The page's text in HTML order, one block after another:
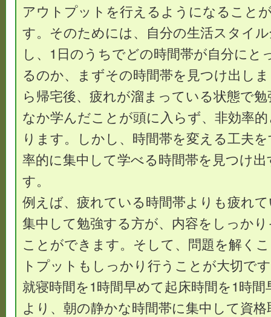
アウトプットを行えるようになること
す。そのためには、自分の生活スタイ
し、1日のうちでどの時間帯が自分にと
るのか、まずその時間帯を見つけ出し
ら帰宅後、疲れが溜まっている状態で
なか学んだことが頭に入らず、非効率
ります。しかし、時間帯を変える工夫
率的に集中して学べる時間帯を見つけ
す。
例えば、疲れている時間帯よりも疲れ
集中して勉強する方が、内容をしっか
ことができます。そして、問題を解く
トプットもしっかり行うことが大切で
就寝時間を1時間早めて起床時間を1時
より、朝の静かな時間帯に集中して資